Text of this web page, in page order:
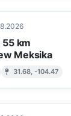
km
Meksika
31.68, -104.47